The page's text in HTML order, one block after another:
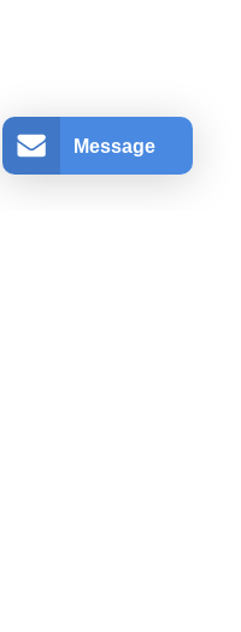
Message